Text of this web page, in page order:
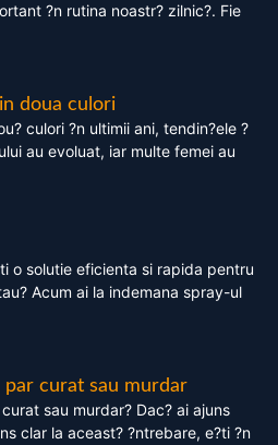
?n rutina noastr? zilnic?. Fie
doua culori
culori ?n ultimii ani, tendin?ele ?
au evoluat, iar multe femei au
o solutie eficienta si rapida pentru
Acum ai la indemana spray-ul
par curat sau murdar
sau murdar? Dac? ai ajuns
clar la aceast? ?ntrebare, e?ti ?n